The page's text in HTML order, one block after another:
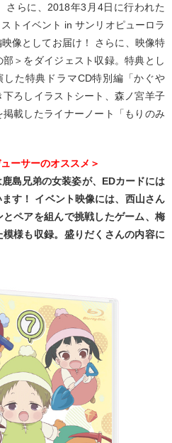
さらに、2018年3月4日に行われた
トイベント in サンリオピューロラ
像としてお届け！ さらに、映像特
＞をダイジェスト収録。特典とし
た特典ドラマCD特別編「かぐや
ろしイラストシート、森ノ宮羊子
載したライナーノート「もりのみ
ーサーのオススメ＞
島兄弟の女装姿が、EDカードには
す！ イベント映像には、西山さん
ペアを組んで挑戦したゲーム、梅
様も収録。盛りだくさんの内容に